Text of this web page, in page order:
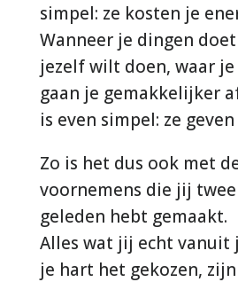
simpel: ze kosten je
Wanneer je dingen
jezelf wilt doen, waar
gaan je gemakkelijker
is even simpel: ze
Zo is het dus ook met
voornemens die jij
geleden hebt gemaakt.
Alles wat jij echt vanuit
je hart het gekozen,